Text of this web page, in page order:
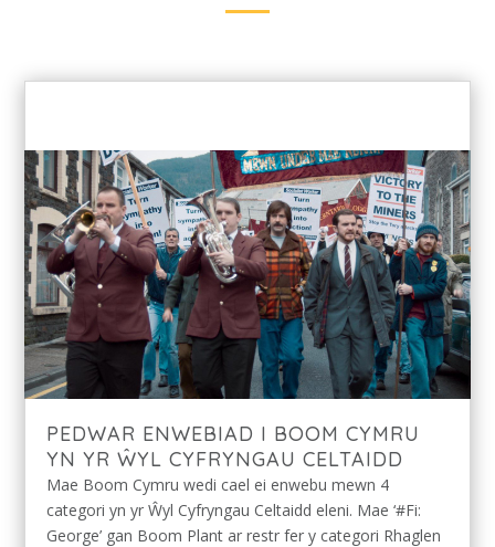
PEDWAR ENWEBIAD I BOOM CYMRU
YN YR ŴYL CYFRYNGAU CELTAIDD
Mae Boom Cymru wedi cael ei enwebu mewn 4
categori yn yr Ŵyl Cyfryngau Celtaidd eleni. Mae ‘#Fi:
George’ gan Boom Plant ar restr fer y categori Rhaglen